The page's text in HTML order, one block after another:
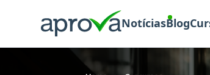
NotíciasBlog